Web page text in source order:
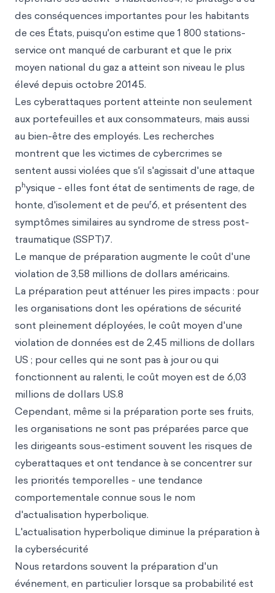
des conséquences importantes pour les habitants
de ces États, puisqu'on estime que 1 800 stations-
service ont manqué de carburant et que le prix
moyen national du gaz a atteint son niveau le plus
élevé depuis octobre 20145.
Les cyberattaques portent atteinte non seulement
aux portefeuilles et aux consommateurs, mais aussi
au bien-être des employés. Les recherches
montrent que les victimes de cybercrimes se
sentent aussi violées que s'il s'agissait d'une attaque
physique - elles font état de sentiments de rage, de
honte, d'isolement et de peur6, et présentent des
symptômes similaires au syndrome de stress post-
traumatique (SSPT)7.
Le manque de préparation augmente le coût d'une
violation de 3,58 millions de dollars américains.
La préparation peut atténuer les pires impacts : pour
les organisations dont les opérations de sécurité
sont pleinement déployées, le coût moyen d'une
violation de données est de 2,45 millions de dollars
US ; pour celles qui ne sont pas à jourou qui
fonctionnent au ralenti, le coût moyen est de 6,03
millions de dollars US.8
Cependant, même si la préparation porte ses fruits,
les organisations ne sont pas préparées parce que
les dirigeants sous-estiment souvent les risques de
cyberattaques et ont tendance à se concentrer sur
les priorités temporelles - une tendance
comportementale connue sous le nom
d'actualisation hyperbolique.
L'actualisation hyperbolique diminue la préparation à
la cybersécurité
Nous retardons souvent la préparation d'un
événement, en particulier lorsque sa probabilité est